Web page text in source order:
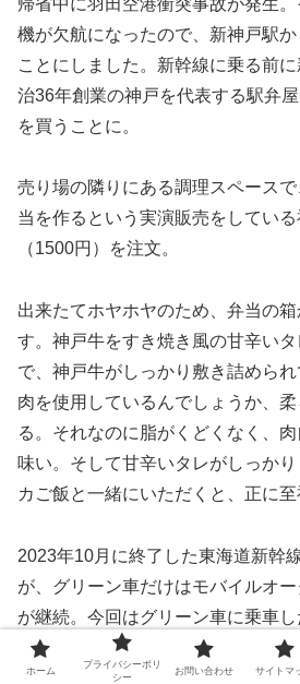
機が欠航になったので、新神戸駅
ことにしました。新幹線に乗る前
治36年創業の神戸を代表する駅弁
を買うことに。
売り場の隣りにある調理スペース
当を作るという実演販売をしてい
（1500円）を注文。
出来たてホヤホヤのため、弁当の
す。神戸牛をすき焼き風の甘辛い
で、神戸牛がしっかり敷き詰めら
肉を使用しているんでしょうか、
る。それなのに脂がくどくなく、
味い。そして甘辛いタレがしっか
カご飯と一緒にいただくと、正に至
2023年10月に終了した東海道新幹
が、グリーン車だけはモバイルオ
が継続。今回はグリーン車に乗車
ンキンに冷えすぎて霜が付着した
の異名を持つ車内販売アイスクリ
ホーム
プライバシーポリ
シー
お問い合わせ サイトマ